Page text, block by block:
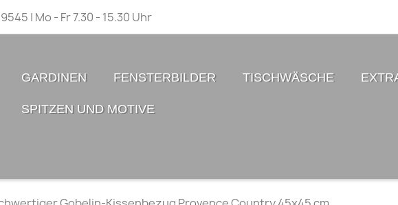
| Mo - Fr 7.30 - 15.30 Uhr
GARDINEN FENSTERBILDER TISCHWÄSCHE
SPITZEN UND MOTIVE